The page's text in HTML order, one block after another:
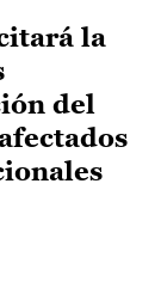
la
del